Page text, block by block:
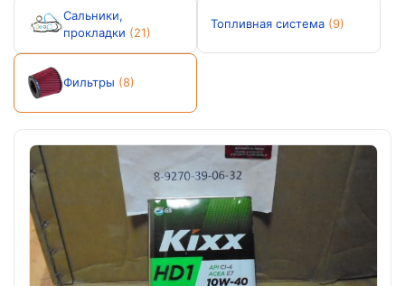
Сальники,
прокладки (21)
Топливная система (9)
Фильтры (8)